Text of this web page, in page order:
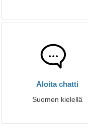
Aloita chatti
Suomen kielellä